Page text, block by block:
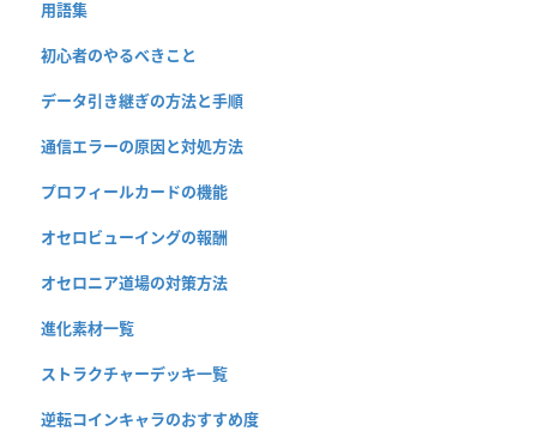
用語集
初心者のやるべきこと
データ引き継ぎの方法と手順
通信エラーの原因と対処方法
プロフィールカードの機能
オセロビューイングの報酬
オセロニア道場の対策方法
進化素材一覧
ストラクチャーデッキ一覧
逆転コインキャラのおすすめ度